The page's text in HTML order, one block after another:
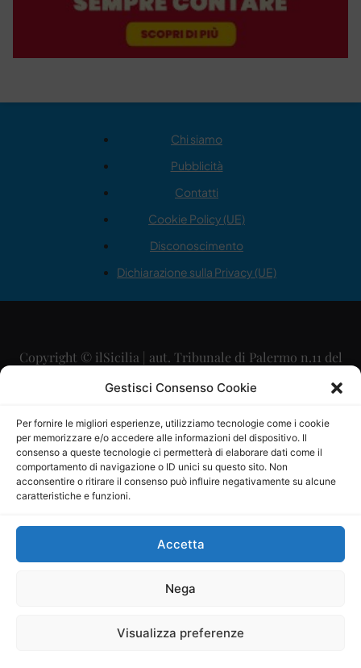
Gestisci Consenso Cookie
Per fornire le migliori esperienze, utilizziamo tecnologie come i cookie
per memorizzare e/o accedere alle informazioni del dispositivo. Il
consenso a queste tecnologie ci permetterà di elaborare dati come il
comportamento di navigazione o ID unici su questo sito. Non
acconsentire o ritirare il consenso può influire negativamente su alcune
caratteristiche e funzioni.
Accetta
Nega
Visualizza preferenze
Chi siamo
Pubblicità
Contatti
Cookie Policy (UE)
Disconoscimento
Dichiarazione sulla Privacy (UE)
Copyright © ilSicilia | aut. Tribunale di Palermo n.11 del
29/09/2015
Direttore Editoriale: Maurizio Scaglione
Direttore Responsabile: Maria Calabrese
P.IVA: 06334930820
Mercurio Comunicazione Società Cooperativa a r.l. è
iscritta al Registro degli Operatori di Comunicazione al
Sito gestito daLa Digitale srl–info@ladigitale.it